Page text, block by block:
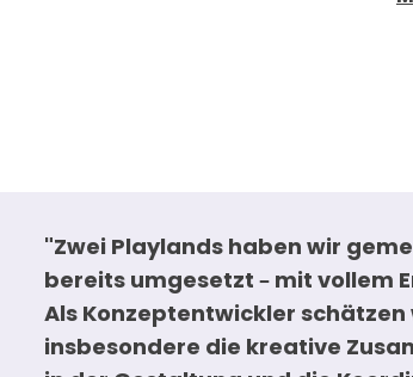
"Zwei Playlands haben wir
bereits umgesetzt – mit vollem
Als Konzeptentwickler schätzen
insbesondere die kreative